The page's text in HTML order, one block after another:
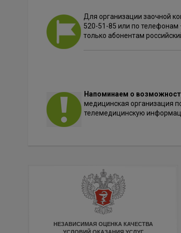
Для организации заочной
520-51-85 или по телефонам
только абонентам
Напоминаем о
медицинская организация
телемедицинскую
НЕЗАВИСИМАЯ ОЦЕНКА КАЧЕСТВА